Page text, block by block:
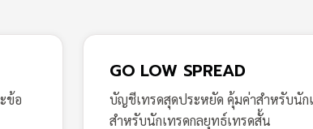
ข้อ
GO LOW SPREAD
บัญชีเทรดสุดประหยัด คุ้มค่าสำหรับนัก
สำหรับนักเทรดกลยุทธ์เทรดสั้น